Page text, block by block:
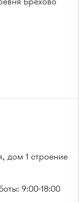
дом 1 строение
9:00-18:00